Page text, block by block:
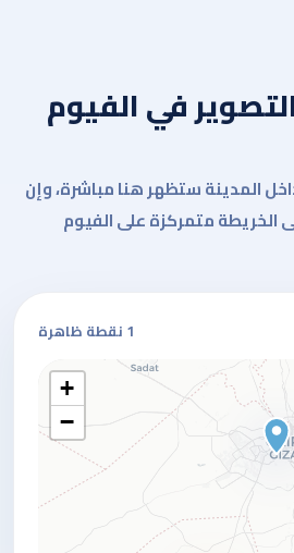
في الفيوم
المدينة ستظهر هنا مباشرة، وإن
الخريطة متمركزة على الفيوم
1 نقطة ظاهرة
+
−